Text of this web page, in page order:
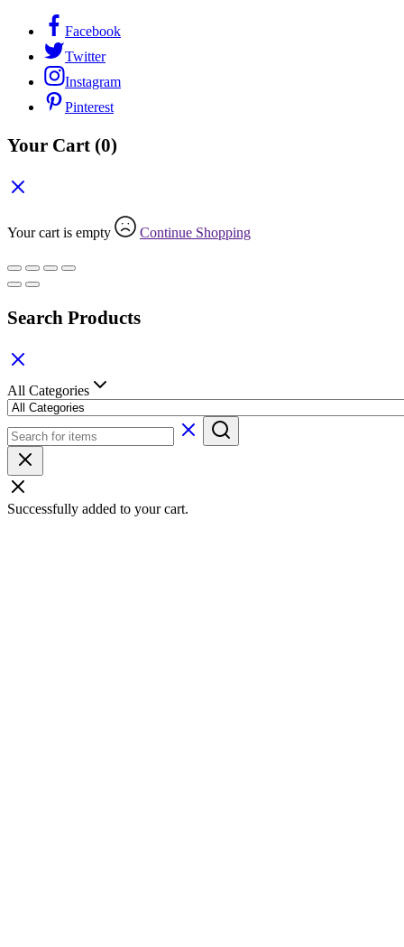
Facebook
Twitter
Instagram
Pinterest
Your Cart (0)
Your cart is empty Continue Shopping
Search Products
All Categories
Successfully added to your cart.